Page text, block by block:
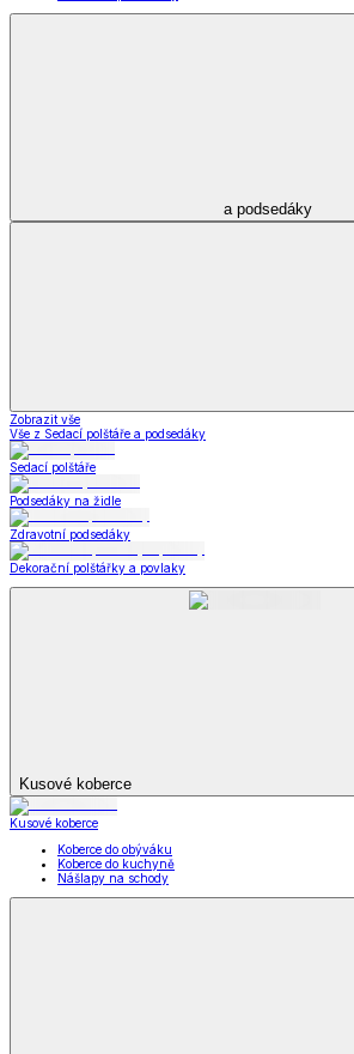
a podsedáky
Zobrazit vše
Vše z Sedací polštáře a podsedáky
Sedací polštáře
Podsedáky na židle
Zdravotní podsedáky
Dekorační polštářky a povlaky
Kusové koberce
Kusové koberce
Koberce do obýváku
Koberce do kuchyně
Nášlapy na schody